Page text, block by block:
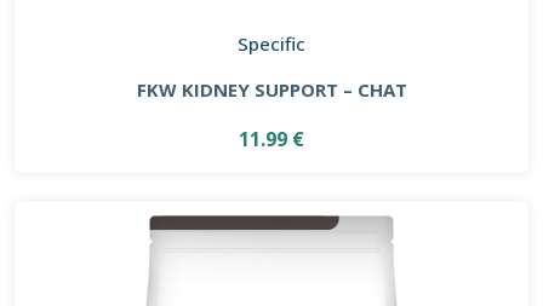
Specific
FKW KIDNEY SUPPORT – CHAT
11.99 €